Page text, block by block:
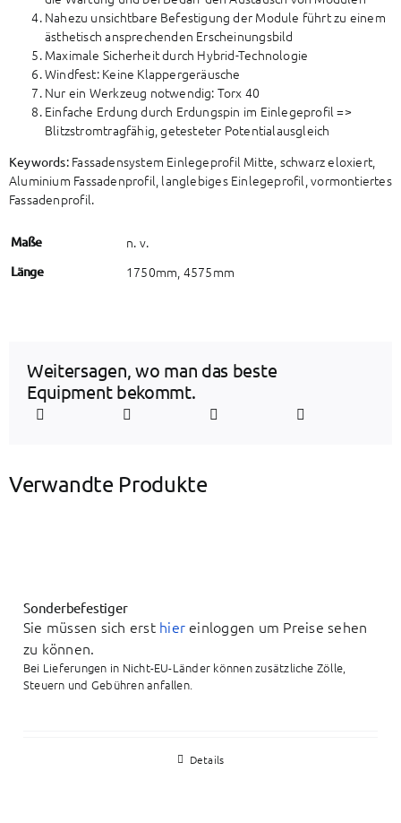
Nahezu unsichtbare Befestigung der Module führt zu einem
ästhetisch ansprechenden Erscheinungsbild
Maximale Sicherheit durch Hybrid-Technologie
Windfest: Keine Klappergeräusche
Nur ein Werkzeug notwendig: Torx 40
Einfache Erdung durch Erdungspin im Einlegeprofil =>
Blitzstromtragfähig, getesteter Potentialausgleich
Keywords:Fassadensystem Einlegeprofil Mitte, schwarz eloxiert,
Aluminium Fassadenprofil, langlebiges Einlegeprofil, vormontiertes
Fassadenprofil.
Maße n. v.
Länge 1750mm, 4575mm
Weitersagen, wo man das beste
Equipment bekommt.
Verwandte Produkte
Sonderbefestiger
Sie müssen sich erst hier einloggen um Preise sehen
zu können.
Bei Lieferungen in Nicht-EU-Länder können zusätzliche Zölle,
Steuern und Gebühren anfallen.
Details